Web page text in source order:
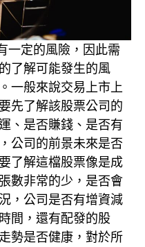
一定的風險，因此需
了解可能發生的風
一般來說交易上市上
先了解該股票公司的
、是否賺錢、是否有
公司的前景未來是否
了解這檔股票像是成
數非常的少，是否會
，公司是否有增資減
間，還有配發的股
勢是否健康，對於所